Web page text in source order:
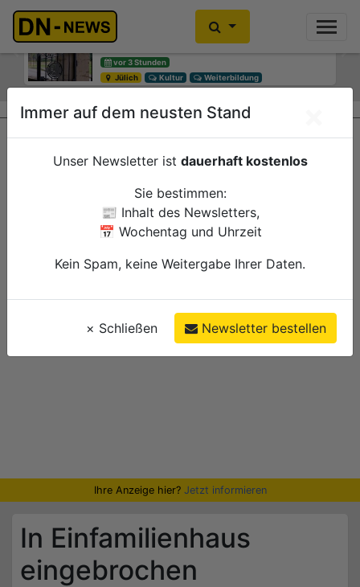
Diskussionen um Villa Buth:
Erinnerungsort oder Abriss?
vor 3 Stunden
Jülich
Kultur Weiterbildung
Einbrecher im Kleiderschrank
gefunden
vor 6 Stunden
Düren
Polizei
Previous
Ihre Anzeige hier? Jetzt informieren
In Einfamilienhaus
eingebrochen
Immer auf dem neusten Stand
Unser Newsletter ist dauerhaft kostenlos
Sie bestimmen:
📰 Inhalt des Newsletters,
📅 Wochentag und Uhrzeit
Kein Spam, keine Weitergabe Ihrer Daten.
× Schließen Newsletter bestellen